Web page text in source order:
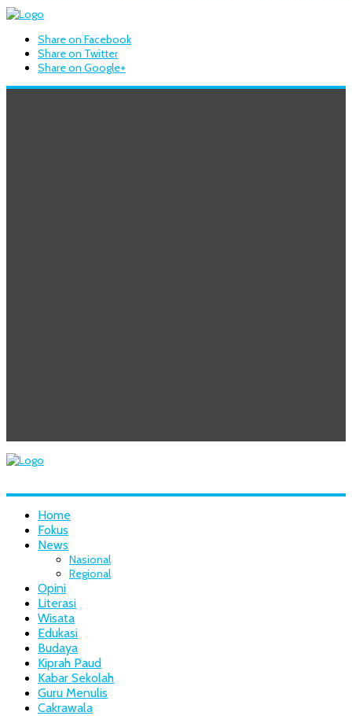
Share on Facebook
Share on Twitter
Share on Google+
Home
Fokus
News
Nasional
Regional
Opini
Literasi
Wisata
Edukasi
Budaya
Kiprah Paud
Kabar Sekolah
Guru Menulis
Cakrawala